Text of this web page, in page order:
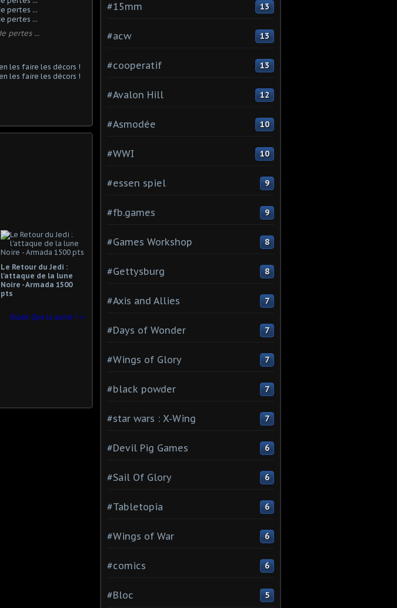
pertes ...
Le Retour du Jedi :
l'attaque de la lune
Noire - Armada 1500
pts
Black Ops la suite !
#15mm 13
#acw 13
#cooperatif 13
#Avalon Hill 12
#Asmodée 10
#WWI 10
#essen spiel 9
#fb.games 9
#Games Workshop 8
#Gettysburg 8
#Axis and Allies 7
#Days of Wonder 7
#Wings of Glory 7
#black powder 7
#star wars : X-Wing 7
#Devil Pig Games 6
#Sail Of Glory 6
#Tabletopia 6
#Wings of War 6
#comics 6
#Bloc 5